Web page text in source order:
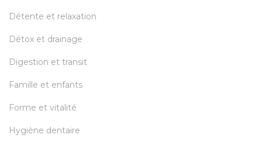
Détente et relaxation
Détox et drainage
Digestion et transit
Famille et enfants
Forme et vitalité
Hygiène dentaire